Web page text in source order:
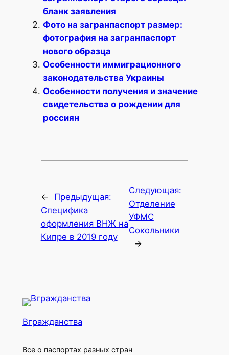
бланк заявления
Фото на загранпаспорт размер:
фотография на загранпаспорт
нового образца
Особенности иммиграционного
законодательства Украины
Особенности получения и значение
свидетельства о рождении для
россиян
←
Предыдущая:
Специфика
оформления ВНЖ на
Кипре в 2019 году
Следующая:
Отделение
УФМС
Сокольники
→
Вгражданства
Все о паспортах разных стран